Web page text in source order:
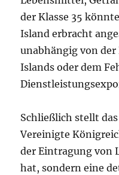
der Klasse 35
Island erbracht
unabhängig von
Islands oder dem
Schließlich stellt
Vereinigte
der Eintragung von
hat, sondern eine